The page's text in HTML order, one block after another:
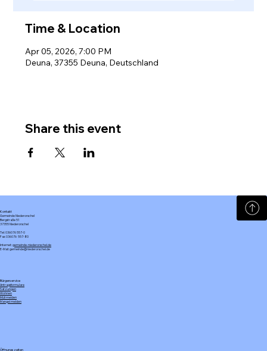
Time & Location
Apr 05, 2026, 7:00 PM
Deuna, 37355 Deuna, Deutschland
Share this event
Kontakt
Gemeinde Niederorschel
Bergstraße 51
37355 Niederorschel
Tel: 036076 557-0
Fax: 036076 557-80
Internet:gemeinde-niederorschel.de
E-Mail: gemeinde@niederorschel.de
Bürgerservice
Antragsformulare
Satzungen
Wohnen
Müll melden
Mangel melden
Öffnungszeiten